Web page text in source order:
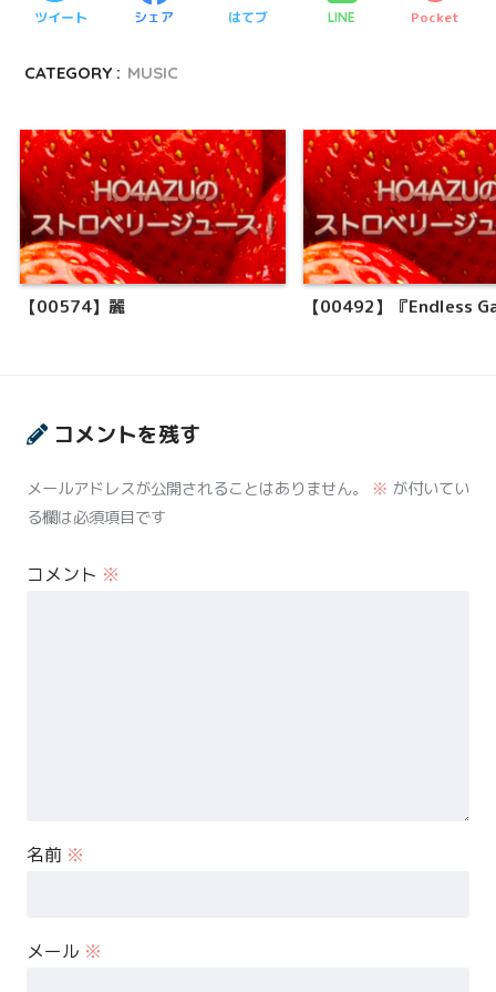
ツイート シェア はてブ LINE Pocket
CATEGORY : MUSIC
【00574】麗 【00492】『Endless
コメントを残す
メールアドレスが公開されることはありません。 ※ が付いてい
る欄は必須項目です
コメント ※
名前 ※
メール ※